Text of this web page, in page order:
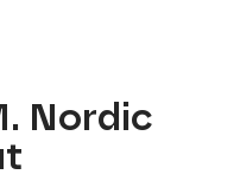
Nordic